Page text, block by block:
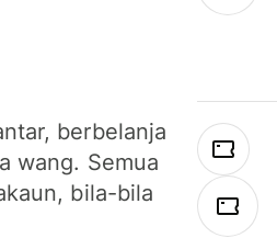
berbelanja
wang. Semua
bila-bila